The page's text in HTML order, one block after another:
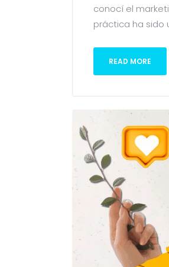
conocí el
práctica ha sido
READ MORE